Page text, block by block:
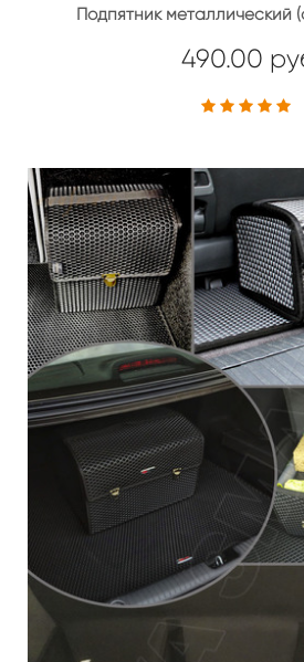
Подпятник металлический
490.00